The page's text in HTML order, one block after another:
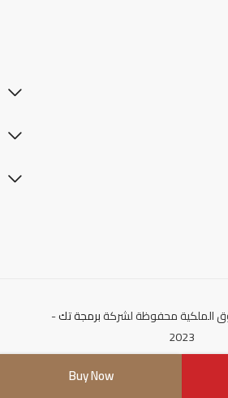
Buy Now
برمجة تك-
2023